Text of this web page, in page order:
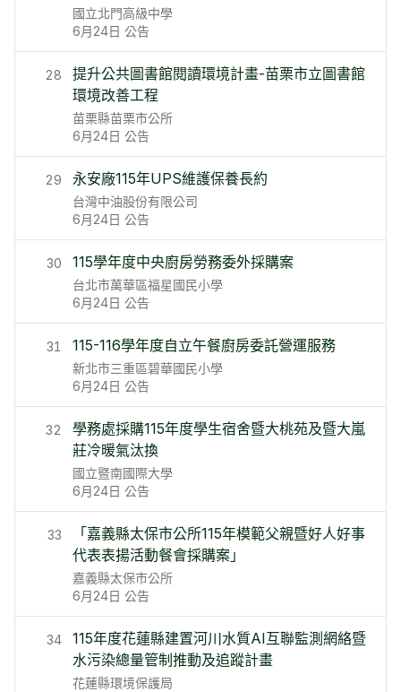
國立北門高級中學
6月24日 公告
28
提升公共圖書館閱讀環境計畫-苗栗市立圖書館
環境改善工程
苗栗縣苗栗市公所
6月24日 公告
29 永安廠115年UPS維護保養長約
台灣中油股份有限公司
6月24日 公告
30 115學年度中央廚房勞務委外採購案
台北市萬華區福星國民小學
6月24日 公告
31 115-116學年度自立午餐廚房委託營運服務
新北市三重區碧華國民小學
6月24日 公告
32
學務處採購115年度學生宿舍暨大桃苑及暨大嵐
莊冷暖氣汰換
國立暨南國際大學
6月24日 公告
33
「嘉義縣太保市公所115年模範父親暨好人好事
代表表揚活動餐會採購案」
嘉義縣太保市公所
6月24日 公告
34
115年度花蓮縣建置河川水質AI互聯監測網絡暨
水污染總量管制推動及追蹤計畫
花蓮縣環境保護局